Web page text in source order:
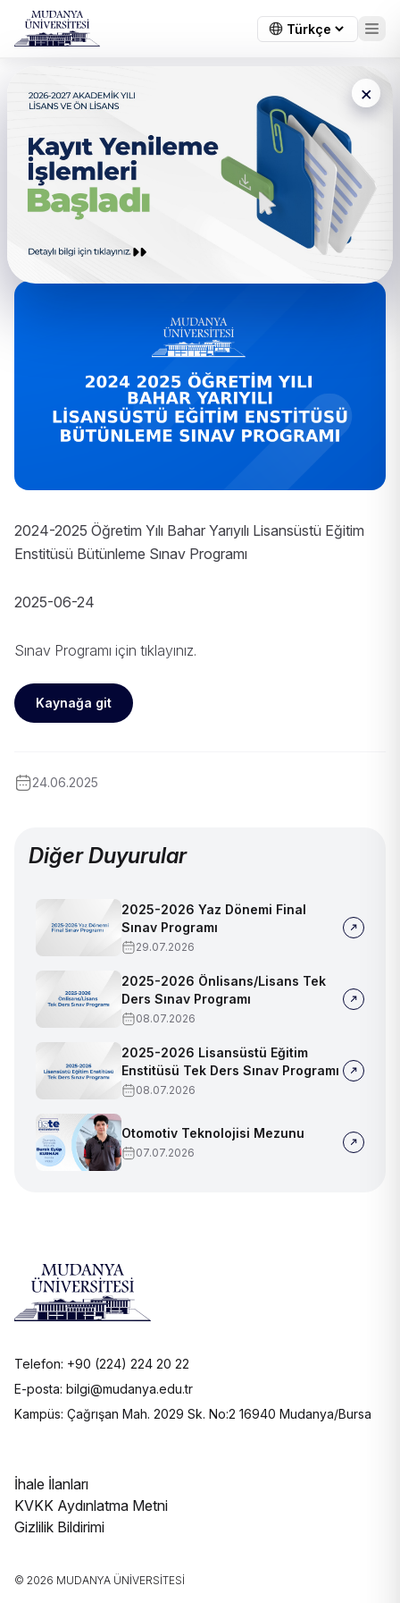
×
← Tüm duyurular
2024-2025 Öğretim Yılı Bahar
Yarıyılı Lisansüstü Eğitim
Enstitüsü Bütünleme Sınav
Programı
2024-2025 Öğretim Yılı Bahar Yarıyılı Lisansüstü Eğitim
Enstitüsü Bütünleme Sınav Programı
2025-06-24
Sınav Programı için tıklayınız.
Kaynağa git
24.06.2025
Diğer Duyurular
2025-2026 Yaz Dönemi Final
Sınav Programı
29.07.2026
2025-2026 Önlisans/Lisans Tek
Ders Sınav Programı
08.07.2026
2025-2026 Lisansüstü Eğitim
Enstitüsü Tek Ders Sınav Programı
08.07.2026
Otomotiv Teknolojisi Mezunu
07.07.2026
Telefon: +90 (224) 224 20 22
E-posta: bilgi@mudanya.edu.tr
Kampüs: Çağrışan Mah. 2029 Sk. No:2 16940 Mudanya/Bursa
İhale İlanları
KVKK Aydınlatma Metni
Gizlilik Bildirimi
© 2026 MUDANYA ÜNIVERSITESI